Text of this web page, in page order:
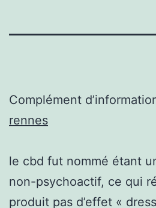
Complément
rennes
le cbd fut nommé étant
non-psychoactif, ce qui
produit pas d’effet «